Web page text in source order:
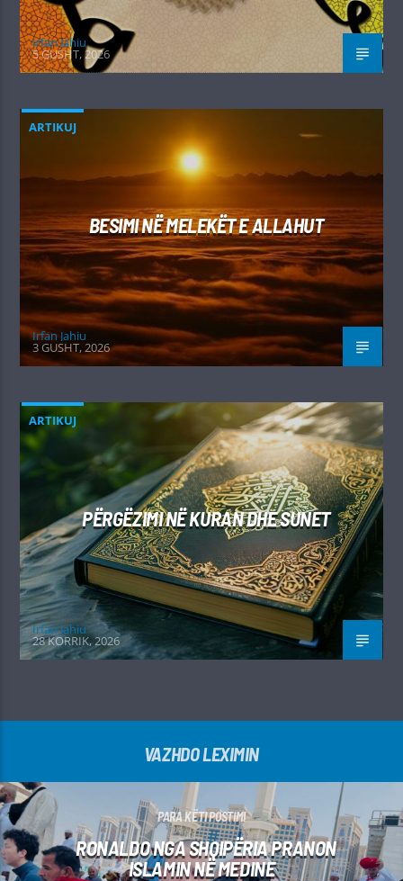
Irfan Jahiu
5 GUSHT, 2026
ARTIKUJ
BESIMI NË MELEKËT E ALLAHUT
Irfan Jahiu
3 GUSHT, 2026
ARTIKUJ
PËRGËZIMI NË KURAN DHE SUNET
Irfan Jahiu
28 KORRIK, 2026
VAZHDO LEXIMIN
PARA KËTI POSTIMI
RONALDO NGA SHQIPËRIA PRANON
ISLAMIN NË MEDINE